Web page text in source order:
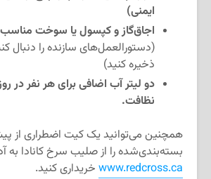
ایمنی)
اجاق‌گاز و کپسول یا سوخت مناسب
(دستورالعمل‌های سازنده را دنبال
ذخیره کنید)
دو لیتر آب اضافی برای هر نفر در
نظافت.
همچنین می‌توانید یک کیت اضطراری از
بسته‌بندی‌شده را از صلیب سرخ کانادا به
www.redcross.ca خریداری کنید.